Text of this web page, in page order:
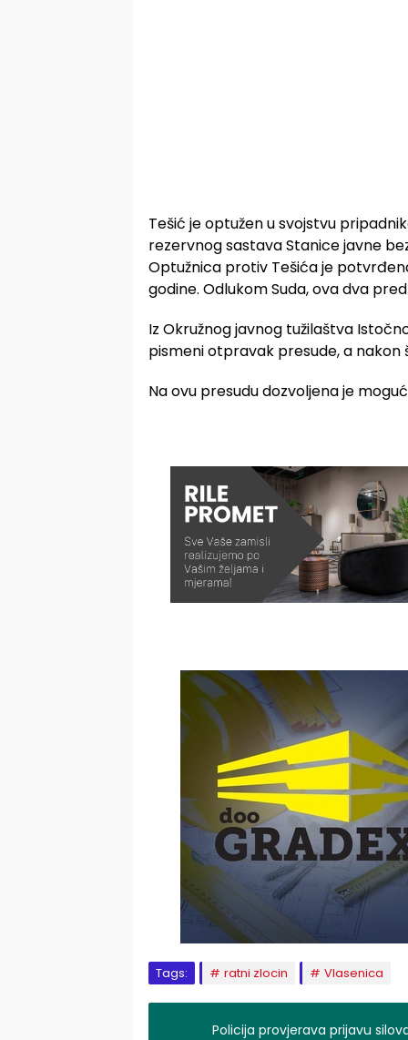
Tešić je optužen u svojstvu
rezervnog sastava Stanice javne
Optužnica protiv Tešića je
godine. Odlukom Suda, ova dva
Iz Okružnog javnog tužilaštva
pismeni otpravak presude, a nakon
Na ovu presudu dozvoljena je
Tags: ratni zlocin Vlasenica
Policija provjerava prijavu